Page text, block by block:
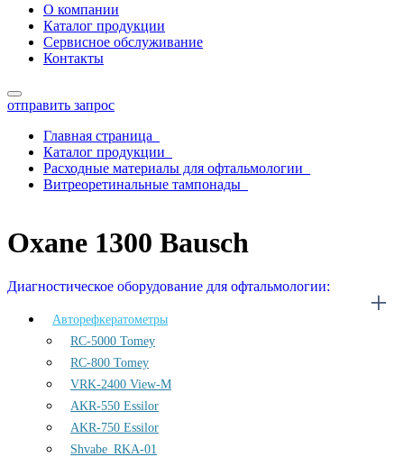
О компании
Каталог продукции
Сервисное обслуживание
Контакты
отправить запрос
Главная страница
Каталог продукции
Расходные материалы для офтальмологии
Витреоретинальные тампонады
Oxane 1300 Bausch
Диагностическое оборудование для офтальмологии:
Авторефкератометры
RC-5000 Tomey
RC-800 Tomey
VRK-2400 View-M
AKR-550 Essilor
AKR-750 Essilor
Shvabe_RKA-01